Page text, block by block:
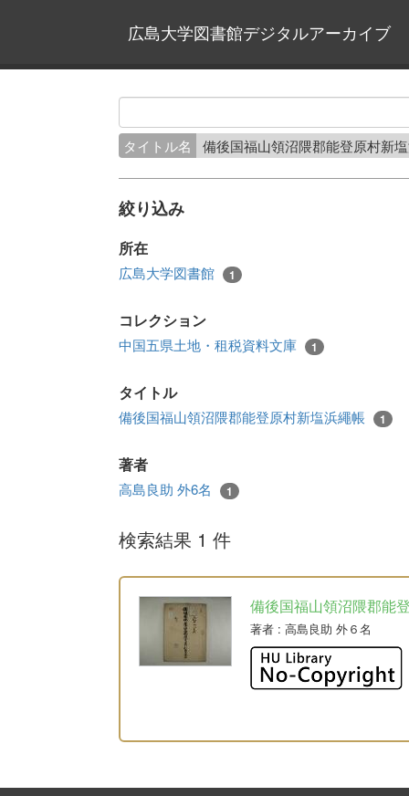
広島大学図書館デジタルアーカイブ
タイトル名 備後国福山領沼隈郡能登原村新
絞り込み
所在
広島大学図書館 1
コレクション
中国五県土地・租税資料文庫 1
タイトル
備後国福山領沼隈郡能登原村新塩浜繩帳 1
著者
高島良助 外6名 1
検索結果 1 件
備後国福山領沼隈郡能
著者 : 高島良助 外６名